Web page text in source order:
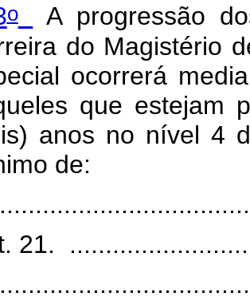
o
A progressão
do Magistério
ocorrerá
que estejam
anos no nível 4
de:
21.